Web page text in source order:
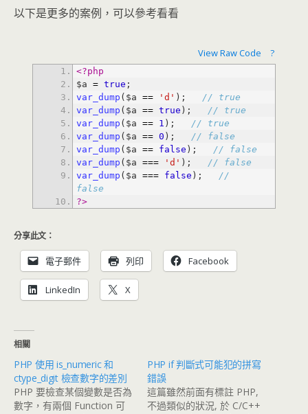
以下是更多的案例，可以參考看看
View Raw Code ?
<?php
$a = true
var_dump ($a == 'd' );
// true
var_dump ($a == true );
// true
var_dump ($a == 1 );
// true
var_dump ($a == 0 );
// false
var_dump ($a == false );
// false
var_dump ($a === 'd' );
// false
var_dump ($a === false );
//
false
?>
分享此文：
電子郵件 列印 Facebook
LinkedIn X
相關
PHP 使用 is_numeric 和
ctype_digit 檢查數字的差別
PHP 要檢查某個變數是否為
數字，有兩個 Function 可
PHP if 判斷式可能犯的拼寫
錯誤
這篇雖然前面有標註 PHP,
不過類似的狀況, 於 C/C++